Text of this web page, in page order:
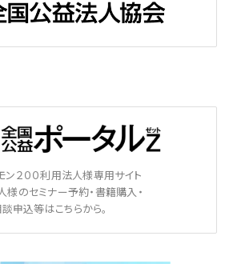
ン２００利用法人様専用サイト
様のセミナー予約・書籍購入・
申込等はこちらから。